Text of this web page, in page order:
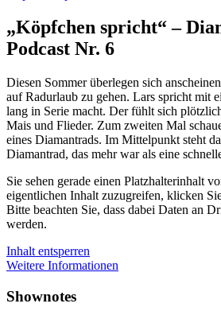
„Köpfchen spricht“ –
Podcast Nr. 6
Diesen Sommer überlegen sich
auf Radurlaub zu gehen. Lars spricht mit
lang in Serie macht. Der fühlt sich
Mais und Flieder. Zum zweiten Mal
eines Diamantrads. Im Mittelpunkt steht
Diamantrad, das mehr war als eine
Sie sehen gerade einen Platzhalterinhalt
eigentlichen Inhalt zuzugreifen, klicken
Bitte beachten Sie, dass dabei Daten an
werden.
Inhalt entsperren
Weitere Informationen
Shownotes